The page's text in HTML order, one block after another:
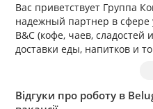
Вас приветствует Группа
надежный партнер в сфере
B&C (кофе, чаев, сладостей
доставки еды, напитков и
города, а также
посуды, техники для кухни
рынке Украины
работают как
Відгуки про роботу в